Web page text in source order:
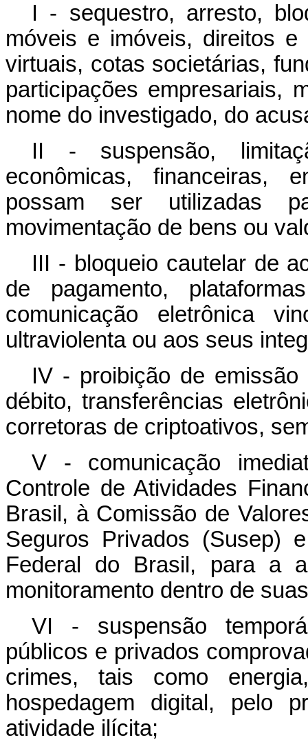
I - sequestro, arresto,
móveis e imóveis, direitos
virtuais, cotas societárias,
participações empresariais,
nome do investigado, do
II - suspensão,
econômicas, financeiras,
possam ser utilizadas
movimentação de bens ou
III - bloqueio cautelar de
de pagamento,
comunicação eletrônica
ultraviolenta ou aos seus
IV - proibição de
débito, transferências
corretoras de criptoativos,
V - comunicação
Controle de Atividades
Brasil, à Comissão de
Seguros Privados (Susep)
Federal do Brasil, para a
monitoramento dentro de
VI - suspensão
públicos e privados
crimes, tais como
hospedagem digital, pelo
atividade ilícita;